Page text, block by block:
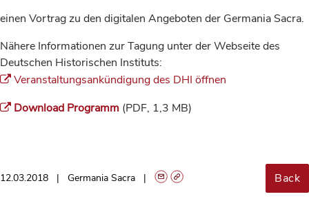
einen Vortrag zu den digitalen Angeboten der Germania Sacra.
Nähere Informationen zur Tagung unter der Webseite des
Deutschen Historischen Instituts:
Veranstaltungsankündigung des DHI öffnen
Download Programm (PDF, 1,3 MB)
12.03.2018 Germania Sacra Back